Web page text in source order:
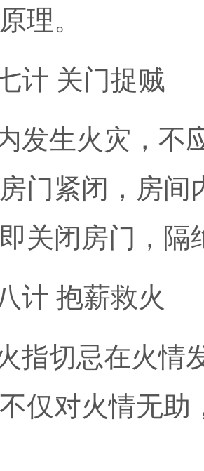
理。
计 关门捉贼
发生火灾，不
门紧闭，房间
关闭房门，
计 抱薪救火
指切忌在火情
仅对火情无